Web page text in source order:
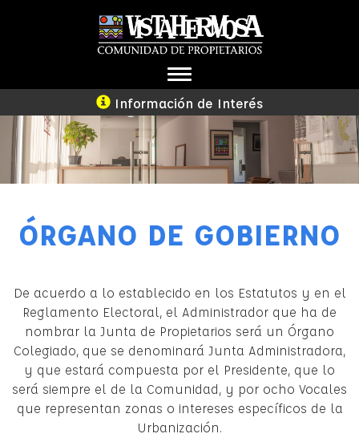
TOGGLE
NAVIGATION
Información de Interés
ÓRGANO DE GOBIERNO
De acuerdo a lo establecido en los Estatutos y en el
Reglamento Electoral, el Administrador que ha de
nombrar la Junta de Propietarios será un Órgano
Colegiado, que se denominará Junta Administradora,
y que estará compuesta por el Presidente, que lo
será siempre el de la Comunidad, y por ocho Vocales
que representan zonas o intereses específicos de la
Urbanización.